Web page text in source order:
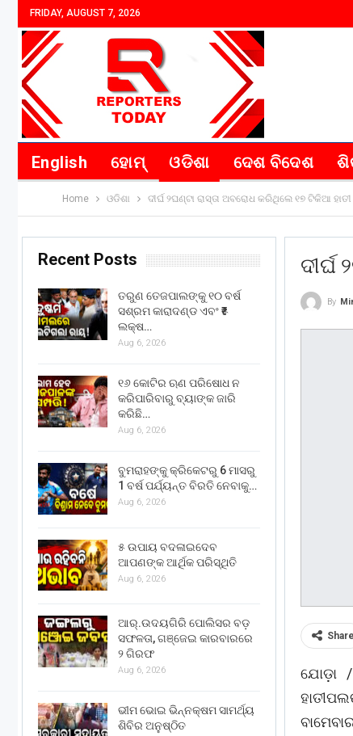
FRIDAY, AUGUST 7, 2026
English ହୋମ୍ ଓଡିଶା ଦେଶ ବିଦେଶ
Home ଓଡିଶା ଦୀର୍ଘ ୨ଘଣ୍ଟା ରାସ୍ତା ଅବରୋଧ କରିଥିଲେ ୧୭ ଟିକିଆ
By
Share
ଯୋଡ଼ା
Recent Posts
ତରୁଣ ତେଜପାଲଙ୍କୁ ୧୦ ବର୍ଷ
ସଶ୍ରମ କାରାଦଣ୍ଡ ଏବଂ ₹୫
ଲକ୍ଷ…
Aug 6, 2026
୧୬ କୋଟିର ଋଣ ପରିଷୋଧ ନ
କରିପାରିବାରୁ ବ୍ୟାଙ୍କ ଜାରି
କରିଛି…
Aug 6, 2026
ବୁମରାହଙ୍କୁ କ୍ରିକେଟରୁ 6 ମାସରୁ
1 ବର୍ଷ ପର୍ଯ୍ୟନ୍ତ ବିରତି ନେବାକୁ…
Aug 6, 2026
୫ ଉପାୟ ବଦଳାଇଦେବ
ଆପଣଙ୍କ ଆର୍ଥିକ ପରିସ୍ଥିତି
Aug 6, 2026
ଆର୍.ଉଦୟଗିରି ପୋଲିସର ବଡ଼
ସଫଳତା, ଗଞ୍ଜେଇ କାରବାରରେ
୨ ଗିରଫ
Aug 6, 2026
ଭୀମ ଭୋଇ ଭିନ୍ନକ୍ଷମ ସାମର୍ଥ୍ୟ
ଶିବିର ଅନୁଷ୍ଠିତ